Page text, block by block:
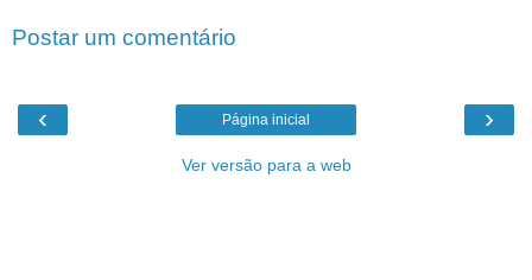
Postar um comentário
‹ ›
Página inicial
Ver versão para a web